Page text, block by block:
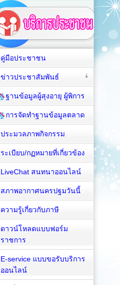
คู่มือประชาชน
ข่าวประชาสัมพันธ์
ฐานข้อมูลผู้สุงอายุ ผู้พิการ
การจัดทำฐานข้อมูลตลาด
ประมวลภาพกิจกรรม
ระเบียบ/กฏหมายที่เกี่ยวข้อง
LiveChat สนทนาออนไลน์
สภาพอากาศนครปฐมวันนี้
ความรู้เกี่ยวกับภาษี
ดาวน์โหลดแบบฟอร์ม
ราชการ
E-service แบบขอรับบริการ
ออนไลน์